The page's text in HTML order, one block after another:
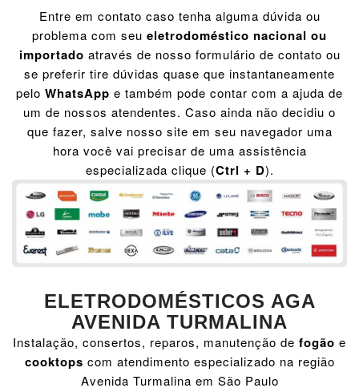
Entre em contato caso tenha alguma dúvida ou
problema com seu eletrodoméstico nacional ou
importado através de nosso formulário de contato ou
se preferir tire dúvidas quase que instantaneamente
pelo WhatsApp e também pode contar com a ajuda de
um de nossos atendentes. Caso ainda não decidiu o
que fazer, salve nosso site em seu navegador uma
hora você vai precisar de uma assistência
especializada clique (Ctrl + D).
ELETRODOMÉSTICOS AGA
AVENIDA TURMALINA
Instalação, consertos, reparos, manutenção de fogão e
cooktops com atendimento especializado na região
Avenida Turmalina em São Paulo